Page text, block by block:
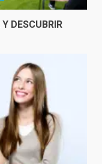
DESCUBRIR